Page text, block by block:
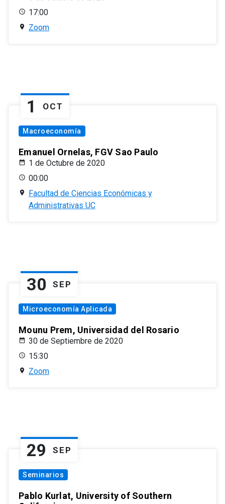
17:00
Zoom
1 OCT
Macroeconomía
Emanuel Ornelas, FGV Sao Paulo
1 de Octubre de 2020
00:00
Facultad de Ciencias Económicas y
Administrativas UC
30 SEP
Microeconomía Aplicada
Mounu Prem, Universidad del Rosario
30 de Septiembre de 2020
15:30
Zoom
29 SEP
Seminarios
Pablo Kurlat, University of Southern